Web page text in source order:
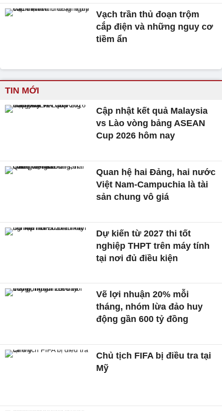
Vạch trần thủ đoạn trộm
cắp điện và những nguy cơ
tiềm ẩn
TIN MỚI
Cập nhật kết quả Malaysia
vs Lào vòng bảng ASEAN
Cup 2026 hôm nay
Quan hệ hai Đảng, hai nước
Việt Nam-Campuchia là tài
sản chung vô giá ​
Dự kiến từ 2027 thi tốt
nghiệp THPT trên máy tính
tại nơi đủ điều kiện
Vẽ lợi nhuận 20% mỗi
tháng, nhóm lừa đảo huy
động gần 600 tỷ đồng
Chủ tịch FIFA bị điều tra tại
Mỹ